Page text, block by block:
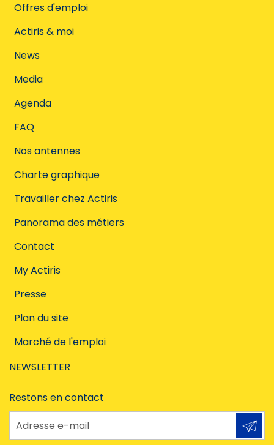
Offres d'emploi
Actiris & moi
News
Media
Agenda
FAQ
Nos antennes
Charte graphique
Travailler chez Actiris
Panorama des métiers
Contact
My Actiris
Presse
Plan du site
Marché de l'emploi
NEWSLETTER
Restons en contact
Adresse e-mail